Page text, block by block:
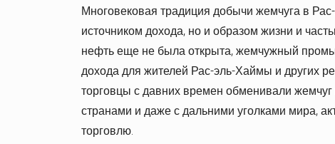
Многовековая традиция добычи жемчуга в
источником дохода, но и образом жизни и
нефть еще не была открыта, жемчужный
дохода для жителей Рас-эль-Хаймы и других
торговцы с давних времен обменивали
странами и даже с дальними уголками мира,
торговлю.